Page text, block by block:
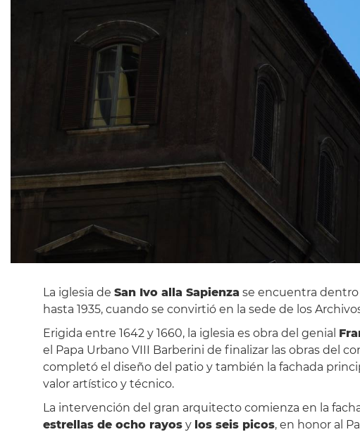
La iglesia de San Ivo alla Sapienza se encuentra
hasta 1935, cuando se convirtió en la sede de los
Erigida entre 1642 y 1660, la iglesia es obra del genial
el Papa Urbano VIII Barberini de finalizar las obras del
completó el diseño del patio y también la fachada
valor artístico y técnico.
La intervención del gran arquitecto comienza en la
estrellas de ocho rayosy los seis picos, en honor al